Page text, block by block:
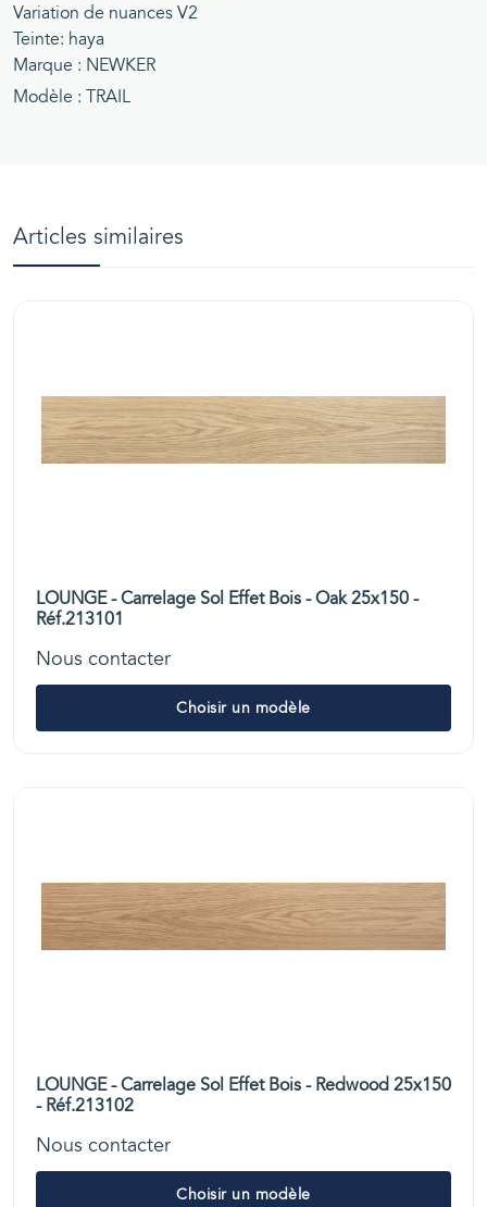
Variation de nuances V2
Teinte: haya
Marque : NEWKER
Modèle : TRAIL
Articles similaires
LOUNGE - Carrelage Sol Effet Bois - Oak 25x150 -
Réf.213101
Nous contacter
Choisir un modèle
LOUNGE - Carrelage Sol Effet Bois - Redwood 25x150
- Réf.213102
Nous contacter
Choisir un modèle